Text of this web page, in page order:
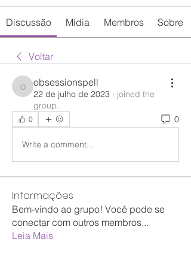
Discussão Mídia Membros Sobre
Voltar
obsessionspell
obsessionspell
22 de julho de 2023 · joined the
group.
0 0
Write a comment...
Informações
Bem-vindo ao grupo! Você pode se
conectar com outros membros...
Leia Mais